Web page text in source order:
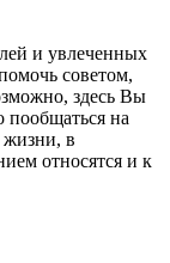
и увлеченных
советом,
здесь Вы
пообщаться на
жизни, в
относятся и к